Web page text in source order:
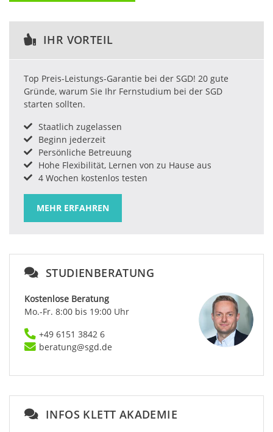
IHR VORTEIL
Top Preis-Leistungs-Garantie bei der SGD! 20 gute
Gründe, warum Sie Ihr Fernstudium bei der SGD
starten sollten.
Staatlich zugelassen
Beginn jederzeit
Persönliche Betreuung
Hohe Flexibilität, Lernen von zu Hause aus
4 Wochen kostenlos testen
MEHR ERFAHREN
STUDIENBERATUNG
Kostenlose Beratung
Mo.-Fr. 8:00 bis 19:00 Uhr
+49 6151 3842 6
beratung@sgd.de
INFOS KLETT AKADEMIE